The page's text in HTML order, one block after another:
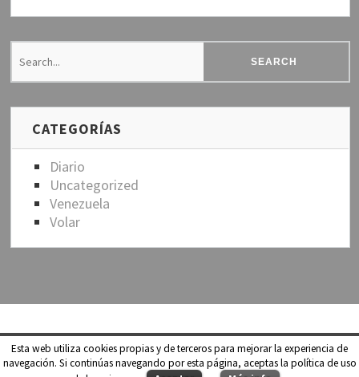
CATEGORÍAS
Diario
Uncategorized
Venezuela
Volar
Copyright © 2026Del Cielo a la Tierra. All Rights Reserved.
Socialize Lite by Slocum Studio
Esta web utiliza cookies propias y de terceros para mejorar la experiencia de
navegación. Si continúas navegando por esta página, aceptas la política de uso